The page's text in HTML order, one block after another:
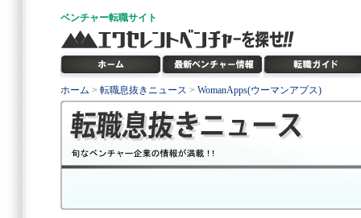
ベンチャー転職サイト
ホーム > 転職息抜きニュース > WomanApps(ウーマンアプス)